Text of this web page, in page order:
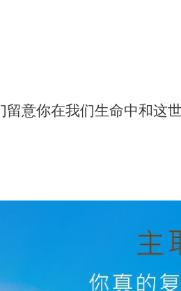
意你在我们生命中和这